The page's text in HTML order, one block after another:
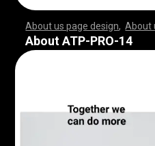
About us page design ,About
,,,,,,,,,,,,,,,,,,,,,,,, ,,,,,,,
,,,,,,,,,,,,,,,,,,,,,,,, ,,,,,,,
,,,,,,,,,,,,,,,,,,,,,,,, ,,,,,,,
,,,,,,,,,,,,,,,,,,,,,,,, ,,,,,,,
,,,,,,,,,,,,,,,,,,,,,,,, ,,,,,,,
,,,,,,,,,,,,,,,,,,,,,,,, ,,,,,,,
,,,,,,,,,,,,,,,,,,,,,,,, ,,,,,,,
,,,,,,,,,,,,,,,,,,,,,,,, ,,,,,,,
About ATP-PRO-14